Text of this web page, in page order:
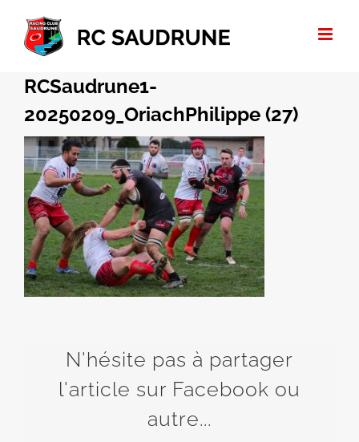
Passer
contenu
RCSaudrune1-
20250209_OriachPhilippe (27)
N'hésite pas à partager
l'article sur Facebook ou
autre...